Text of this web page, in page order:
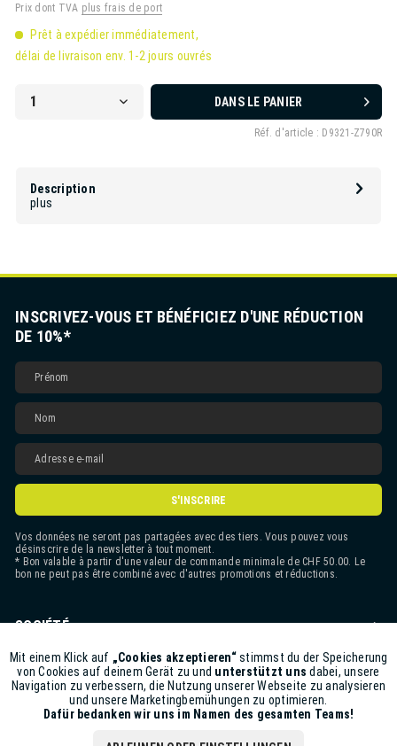
Prix dont TVA plus frais de port
Prêt à expédier immédiatement,
délai de livraison env. 1-2 jours ouvrés
DANS LE PANIER
Réf. d'article : D9321-Z790R
Description
plus
INSCRIVEZ-VOUS ET BÉNÉFICIEZ D'UNE RÉDUCTION
DE 10%*
S'INSCRIRE
Vos données ne seront pas partagées avec des tiers. Vous pouvez vous
désinscrire de la newsletter à tout moment.
* Bon valable à partir d'une valeur de commande minimale de CHF 50.00. Le
bon ne peut pas être combiné avec d'autres promotions et réductions.
SOCIÉTÉ
CONTACT
ASSISTANCE BOUTIQUE
INFORMATIONS
Funktionale Aktiv
Marketing Inaktiv
Mit einem Klick auf „Cookies akzeptieren“stimmst du der Speicherung
von Cookies auf deinem Gerät zu und unterstützt uns dabei, unsere
Navigation zu verbessern, die Nutzung unserer Webseite zu analysieren
und unsere Marketingbemühungen zu optimieren.
Dafür bedanken wir uns im Namen des gesamten Teams!